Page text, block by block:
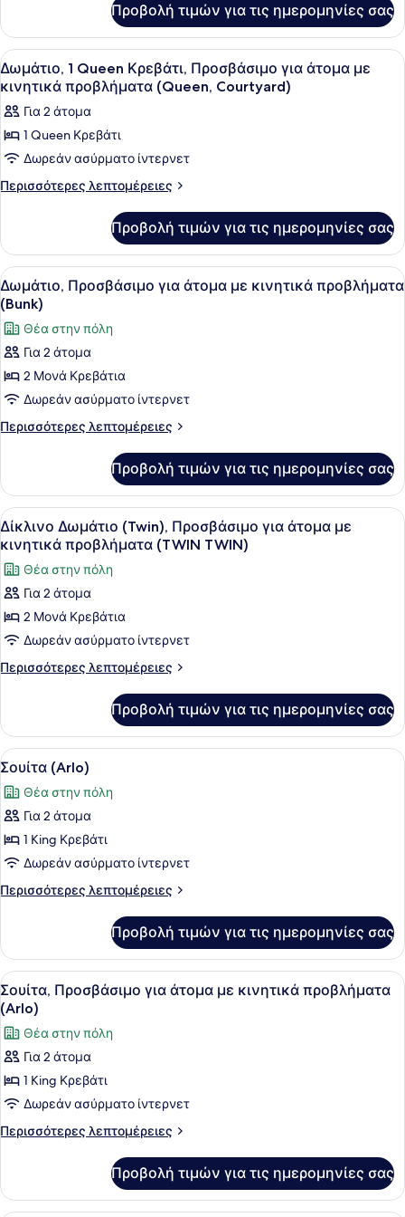
για
άτομα
με
κινητικά
προβλήματα,
Βεράντα
1
Queen
Κρεβάτι,
Προσβάσιμο
άτομα
με
προβλήματα,
Βεράντα
Προβολή τιμών για τις ημερομηνίες σας
Προβολή
όλων
των
φωτογραφιών
για
Δωμάτιο,
1
Προσβάσιμο
για
άτομα
με
κινητικά
προβλήματα
(Queen,
Courtyard)
Ένα σύγχρονο μπάνιο με έναν
9
Δωμάτιο, 1 Queen Κρεβάτι, Προσβάσιμο για άτομα με
κινητικά προβλήματα (Queen, Courtyard)
Για 2 άτομα
1 Queen Κρεβάτι
Δωρεάν ασύρματο ίντερνετ
Περισσότερες λεπτομέρειες
Περισσότερες
1
Queen
Κρεβάτι,
Προσβάσιμο
για
άτομα
με
προβλήματα
(Queen,
Προβολή τιμών για τις ημερομηνίες σας
Προβολή
όλων
των
φωτογραφιών
για
Δωμάτιο,
Προσβάσιμο
για
κινητικά
προβλήματα
(Bunk)
Ένα μικρό δωμάτιο με ένα διπλό
11
Δωμάτιο, Προσβάσιμο για άτομα με κινητικά προβλήματα
(Bunk)
Θέα στην πόλη
Για 2 άτομα
2 Μονά Κρεβάτια
Δωρεάν ασύρματο ίντερνετ
Περισσότερες λεπτομέρειες
Περισσότερες
Προσβάσιμο
για
άτομα
με
κινητικά
προβλήματα
(Bunk)
Προβολή τιμών για τις ημερομηνίες σας
Προβολή
όλων
των
φωτογραφιών
για
Δίκλινο
Δωμάτιο
(Twin),
άτομα
με
κινητικά
προβλήματα
(TWIN
TWIN)
Ένα δωμάτιο ξενοδοχείου με δύο
6
Δίκλινο Δωμάτιο (Twin), Προσβάσιμο για άτομα με
κινητικά προβλήματα (TWIN TWIN)
Θέα στην πόλη
Για 2 άτομα
2 Μονά Κρεβάτια
Δωρεάν ασύρματο ίντερνετ
Περισσότερες λεπτομέρειες
Περισσότερες
Δωμάτιο
(Twin),
Προσβάσιμο
άτομα
με
προβλήματα
(TWIN
Προβολή τιμών για τις ημερομηνίες σας
Προβολή
όλων
των
φωτογραφιών
για
Σουίτα
(Arlo)
Ένα σύγχρονο δωμάτιο
7
Σουίτα (Arlo)
Θέα στην πόλη
Για 2 άτομα
1 King Κρεβάτι
Δωρεάν ασύρματο ίντερνετ
Περισσότερες λεπτομέρειες
Περισσότερες
(Arlo)
Προβολή τιμών για τις ημερομηνίες σας
Προβολή
όλων
των
φωτογραφιών
για
Σουίτα,
Προσβάσιμο
για
κινητικά
προβλήματα
Ένα μοντέρνο σαλόνι με έναν
6
Σουίτα, Προσβάσιμο για άτομα με κινητικά προβλήματα
(Arlo)
Θέα στην πόλη
Για 2 άτομα
1 King Κρεβάτι
Δωρεάν ασύρματο ίντερνετ
Περισσότερες λεπτομέρειες
Περισσότερες
Προσβάσιμο
για
Προβολή τιμών για τις ημερομηνίες σας